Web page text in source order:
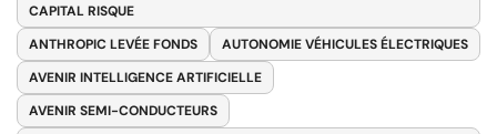
CAPITAL RISQUE
ANTHROPIC LEVÉE FONDS
AUTONOMIE VÉHICULES ÉLECTRIQUES
AVENIR INTELLIGENCE ARTIFICIELLE
AVENIR SEMI-CONDUCTEURS